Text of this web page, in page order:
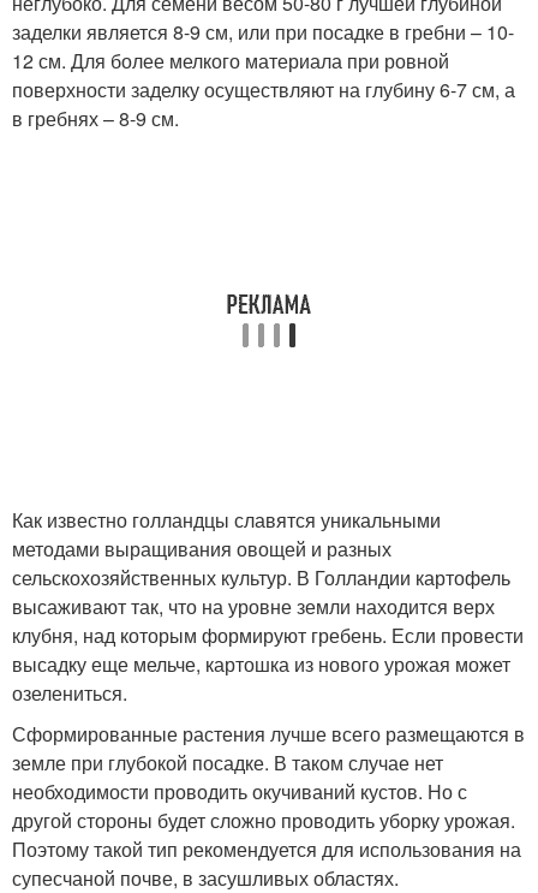
заделки является 8-9 см, или при посадке в гребни – 10-
12 см. Для более мелкого материала при ровной
поверхности заделку осуществляют на глубину 6-7 см, а
в гребнях – 8-9 см.
Как известно голландцы славятся уникальными
методами выращивания овощей и разных
сельскохозяйственных культур. В Голландии картофель
высаживают так, что на уровне земли находится верх
клубня, над которым формируют гребень. Если провести
высадку еще мельче, картошка из нового урожая может
озелениться.
Сформированные растения лучше всего размещаются в
земле при глубокой посадке. В таком случае нет
необходимости проводить окучиваний кустов. Но с
другой стороны будет сложно проводить уборку урожая.
Поэтому такой тип рекомендуется для использования на
супесчаной почве, в засушливых областях.